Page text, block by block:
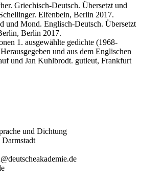
Griechisch-Deutsch. Übersetzt und
Elfenbein, Berlin 2017.
und Mond. Englisch-Deutsch. Übersetzt
Berlin 2017.
1. ausgewählte gedichte (1968-
und aus dem Englischen
und Jan Kuhlbrodt. gutleut, Frankfurt
und Dichtung